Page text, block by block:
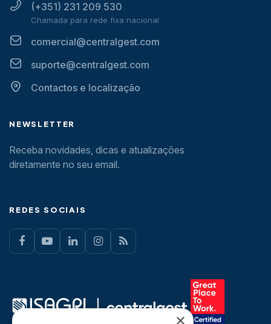
(+351) 231 209 530
Chamada para rede fixa nacional
comercial@centralgest.com
suporte@centralgest.com
Contactos e localização
NEWSLETTER
Receba novidades, dicas e atualizações
diretamente no seu email.
REDES SOCIAIS